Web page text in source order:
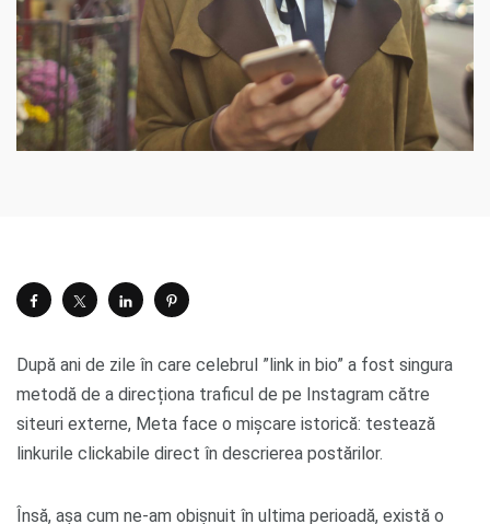
După ani de zile în care celebrul ”link in bio” a fost singura
metodă de a direcționa traficul de pe Instagram către
siteuri externe, Meta face o mișcare istorică: testează
linkurile clickabile direct în descrierea postărilor.
Însă, așa cum ne-am obișnuit în ultima perioadă, există o